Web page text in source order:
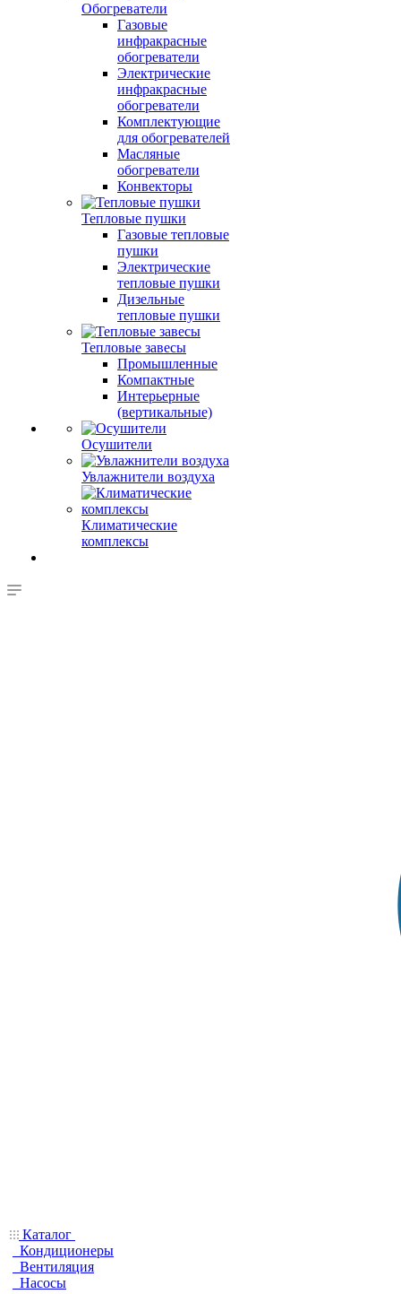
Обогреватели
Газовые
инфракрасные
обогреватели
Электрические
инфракрасные
обогреватели
Комплектующие
для обогревателей
Масляные
обогреватели
Конвекторы
Тепловые пушки
Газовые тепловые
пушки
Электрические
тепловые пушки
Дизельные
тепловые пушки
Тепловые завесы
Промышленные
Компактные
Интерьерные
(вертикальные)
Осушители
Увлажнители воздуха
Климатические
комплексы
Каталог
Кондиционеры
Вентиляция
Насосы